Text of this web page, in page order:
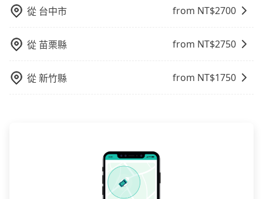
乘車前一天下午五點以前完成預約，隔天保證出車。如
需公司報帳打統編，在結帳時可以受理，並於乘車後一
週內寄出電子收據。
從 台中市 from NT$2700
從 苗栗縣 from NT$2750
從新竹縣 from NT$1750